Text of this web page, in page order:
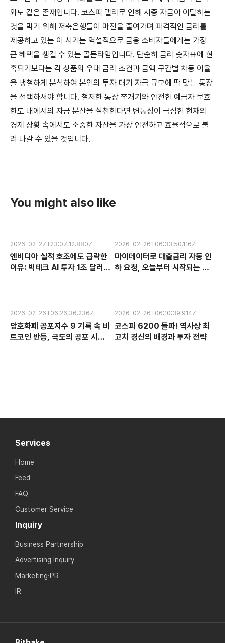
와도 같은 존재입니다. 코스피 랠리로 인해 시중 자금이 이탈하는
것을 막기 위해 저축은행들이 마진을 줄여가며 파격적인 금리를
제공하고 있는 이 시기는 역설적으로 금융 소비자들에게는 가장
큰 혜택을 챙길 수 있는 골든타임입니다. 단순히 금리 숫자표에 현
혹되기보다는 각 상품의 우대 금리 조건과 금액 구간별 차등 이율
을 냉철하게 분석하여 본인의 투자 대기 자금 규모에 딱 맞는 통장
을 선택하셔야 합니다. 철저한 통장 쪼개기와 안전한 예금자 보호
한도 내에서의 자금 분산을 실천한다면 변동성이 극심한 현재의
경제 상황 속에서도 소중한 자산을 가장 안전하고 효율적으로 불
려 나갈 수 있을 것입니다.
You might also like
2026-02-27T23:07:12.880Z
엔비디아 실적 호조에도 급락한
이유: 빅테크 AI 투자 1조 달러의
2026-02-26T06:33:50.116Z
마이데이터로 대출금리 자동 인
하 요청, 오늘부터 시작되는 금
2026-02-26T06:26:36.236Z
암호화폐 공포지수 9 기록 속 비
트코인 반등, 극도의 공포 시장
2026-02-26T06:10:39.914Z
코스피 6200 돌파! 역사상 최
고치 경신의 배경과 투자 전략
Services
Home
Feed
FAQ
Customer Service
Inquiry
Business Partnership
Advertising Inquiry
Marketing·PR
IR